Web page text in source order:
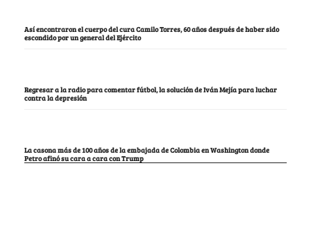
Así encontraron el cuerpo del cura Camilo Torres, 60 años después de haber sido
escondido por un general del Ejército
Regresar a la radio para comentar fútbol, la solución de Iván Mejía para luchar
contra la depresión
La casona más de 100 años de la embajada de Colombia en Washington donde
Petro afinó su cara a cara con Trump